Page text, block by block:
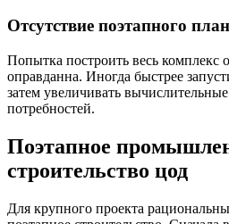
Отсутствие поэтапного
Попытка построить весь комплекс
оправданна. Иногда быстрее
затем увеличивать
потребностей.
Поэтапное
строительство цод
Для крупного проекта